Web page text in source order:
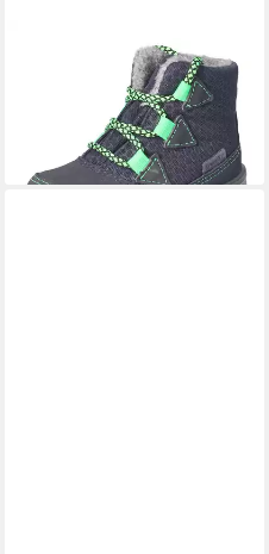
PEPINO BY RICOSTA
EMIL - Winterboots
Winterboots wasserdicht
lieferbar - in 3-4 Werktagen bei dir